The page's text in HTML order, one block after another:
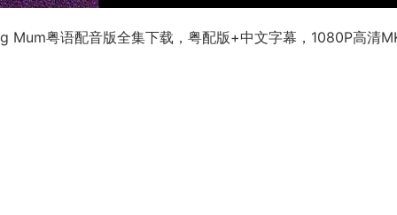
Mum粤语配音版全集下载，粤配版+中文字幕，1080P高清